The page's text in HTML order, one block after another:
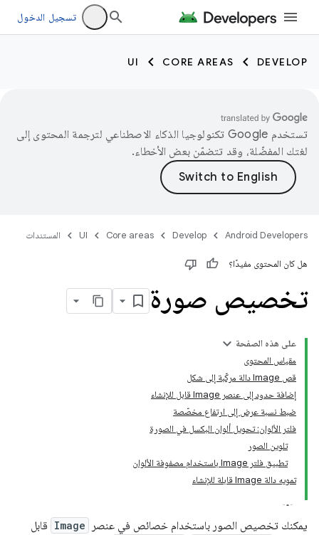
تسجيل الدخول
DEVELOP
CORE AREAS
UI
تستخدم Google تكنولوجيا الذكاء الاصطناعي لترجمة المحتوى إلى
لغتك المفضّلة، وقد تتضمّن بعض الأخطاء.
Android Developers
Develop
Core areas
UI المستندات
هل كان المحتوى مفيدًا؟
تخصيص صورة
على هذه الصفحة
مقياس المحتوى
قص Image دالة مركّبة إلى شكل
إضافة حدود إلى عنصر Image قابل للإنشاء
ضبط نسبة عرض إلى ارتفاع مخصّصة
فلتر الألوان: تحويل ألوان البكسل في الصورة
تلوين الصور
تطبيق فلتر Image باستخدام مصفوفة الألوان
تمويه دالة Image قابلة للإنشاء
يمكنك تخصيص الصور باستخدام خصائص في عنصر Image قابل